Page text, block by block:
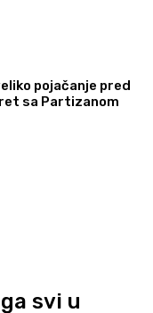
pojačanje pred
sa Partizanom